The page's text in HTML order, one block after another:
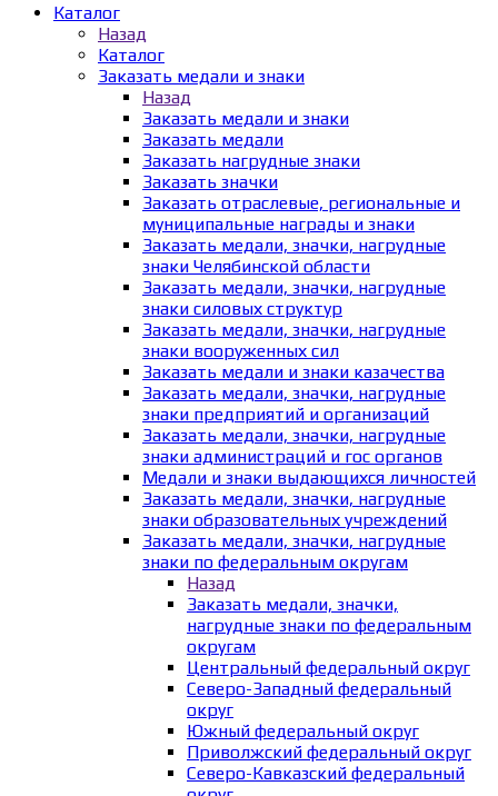
Каталог
Назад
Каталог
Заказать медали и знаки
Назад
Заказать медали и знаки
Заказать медали
Заказать нагрудные знаки
Заказать значки
Заказать отраслевые, региональные и
муниципальные награды и знаки
Заказать медали, значки, нагрудные
знаки Челябинской области
Заказать медали, значки, нагрудные
знаки силовых структур
Заказать медали, значки, нагрудные
знаки вооруженных сил
Заказать медали и знаки казачества
Заказать медали, значки, нагрудные
знаки предприятий и организаций
Заказать медали, значки, нагрудные
знаки администраций и гос органов
Медали и знаки выдающихся личностей
Заказать медали, значки, нагрудные
знаки образовательных учреждений
Заказать медали, значки, нагрудные
знаки по федеральным округам
Назад
Заказать медали, значки,
нагрудные знаки по федеральным
округам
Центральный федеральный округ
Северо-Западный федеральный
округ
Южный федеральный округ
Приволжский федеральный округ
Северо-Кавказский федеральный